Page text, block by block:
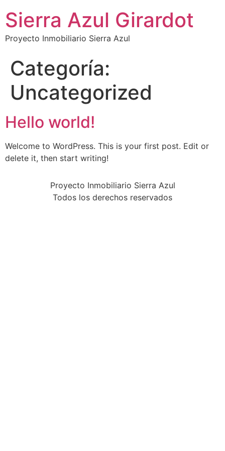
Sierra Azul Girardot
Proyecto Inmobiliario Sierra Azul
Categoría:
Uncategorized
Hello world!
Welcome to WordPress. This is your first post. Edit or
delete it, then start writing!
Proyecto Inmobiliario Sierra Azul
Todos los derechos reservados